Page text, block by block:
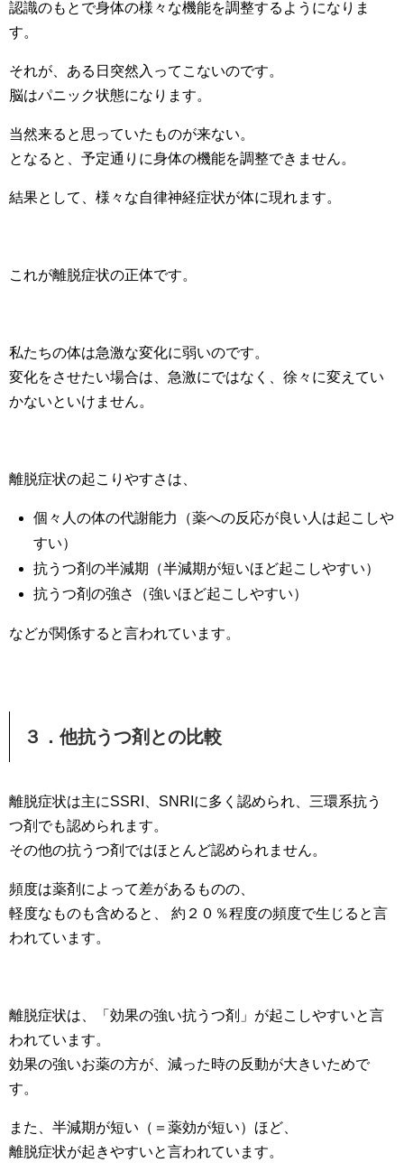
認識のもとで身体の様々な機能を調整するようになりま
す。
それが、ある日突然入ってこないのです。
脳はパニック状態になります。
当然来ると思っていたものが来ない。
となると、予定通りに身体の機能を調整できません。
結果として、様々な自律神経症状が体に現れます。
これが離脱症状の正体です。
私たちの体は急激な変化に弱いのです。
変化をさせたい場合は、急激にではなく、徐々に変えてい
かないといけません。
離脱症状の起こりやすさは、
個々人の体の代謝能力（薬への反応が良い人は起こしや
すい）
抗うつ剤の半減期（半減期が短いほど起こしやすい）
抗うつ剤の強さ（強いほど起こしやすい）
などが関係すると言われています。
３．他抗うつ剤との比較
離脱症状は主にSSRI、SNRIに多く認められ、三環系抗う
つ剤でも認められます。
その他の抗うつ剤ではほとんど認められません。
頻度は薬剤によって差があるものの、
軽度なものも含めると、 約２０％程度の頻度で生じると言
われています。
離脱症状は、「効果の強い抗うつ剤」が起こしやすいと言
われています。
効果の強いお薬の方が、減った時の反動が大きいためで
す。
また、半減期が短い（＝薬効が短い）ほど、
離脱症状が起きやすいと言われています。